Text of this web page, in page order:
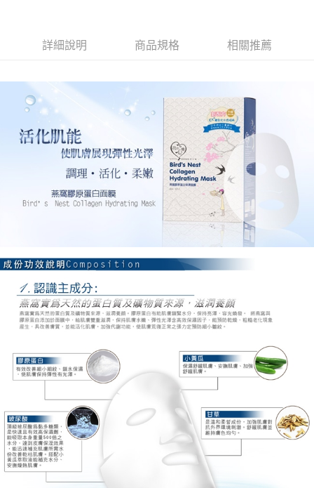
每筆NT$100，滿NT$799(含以上)免運費
7-11取貨付款
每筆NT$100，滿NT$799(含以上)免運費
付款後7-11取貨
每筆NT$100，滿NT$799(含以上)免運費
每筆NT$100，滿NT$1,000(含以上)免運費
詳細說明 商品規格 相關推薦